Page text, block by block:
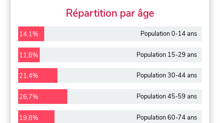
Répartition par âge
14,1% Population 0-14 ans
11,8% Population 15-29 ans
21,4% Population 30-44 ans
26,7% Population 45-59 ans
19,8% Population 60-74 ans